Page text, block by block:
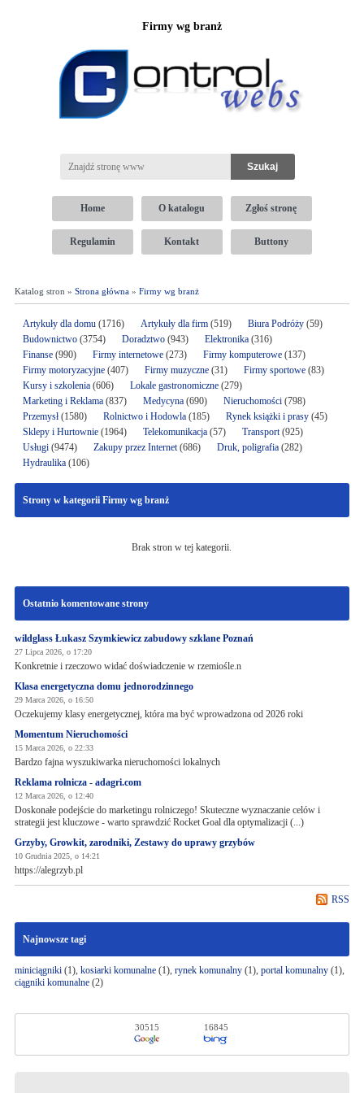
Firmy wg branż
Home O katalogu Zgłoś stronę
Regulamin Kontakt Buttony
Katalog stron » Strona główna» Firmy wg branż
Artykuły dla domu(1716) Artykuły dla firm(519) Biura Podróży(59)
Budownictwo(3754) Doradztwo(943) Elektronika (316)
Finanse(990) Firmy internetowe (273) Firmy komputerowe(137)
Firmy motoryzacyjne(407) Firmy muzyczne(31) Firmy sportowe(83)
Kursy i szkolenia(606) Lokale gastronomiczne(279)
Marketing i Reklama(837) Medycyna(690) Nieruchomości(798)
Przemysł(1580) Rolnictwo i Hodowla(185) Rynek książki i prasy(45)
Sklepy i Hurtownie(1964) Telekomunikacja(57) Transport(925)
Usługi(9474) Zakupy przez Internet(686) Druk, poligrafia(282)
Hydraulika(106)
Strony w kategorii Firmy wg branż
Brak stron w tej kategorii.
Ostatnio komentowane strony
wildglass Łukasz Szymkiewicz zabudowy szklane Poznań
27 Lipca 2026, o 17:20
Konkretnie i rzeczowo widać doświadczenie w rzemiośle.n
Klasa energetyczna domu jednorodzinnego
29 Marca 2026, o 16:50
Oczekujemy klasy energetycznej, która ma być wprowadzona od 2026 roki
Momentum Nieruchomości
15 Marca 2026, o 22:33
Bardzo fajna wyszukiwarka nieruchomości lokalnych
Reklama rolnicza - adagri.com
12 Marca 2026, o 12:40
Doskonałe podejście do marketingu rolniczego! Skuteczne wyznaczanie celów i
strategii jest kluczowe - warto sprawdzić Rocket Goal dla optymalizacji (...)
Grzyby, Growkit, zarodniki, Zestawy do uprawy grzybów
10 Grudnia 2025, o 14:21
https://alegrzyb.pl
RSS
Najnowsze tagi
miniciągniki(1), kosiarki komunalne(1), rynek komunalny(1), portal komunalny(1),
ciągniki komunalne(2)
30515 16845